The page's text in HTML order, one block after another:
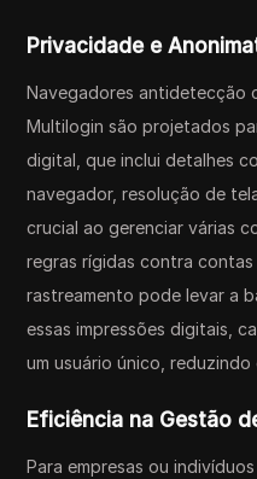
Privacidade e
Navegadores antidetecção
Multilogin são projetados
digital, que inclui detalhes
navegador, resolução de
crucial ao gerenciar várias
regras rígidas contra
rastreamento pode levar a
essas impressões digitais,
um usuário único,
Eficiência na Gestão
Para empresas ou